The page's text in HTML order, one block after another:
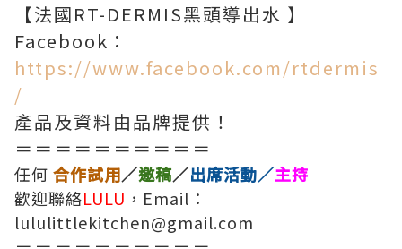
【法國RT-DERMIS黑頭導出水 】
Facebook：
https://www.facebook.com/rtdermis
/
產品及資料由品牌提供！
＝＝＝＝＝＝＝＝＝＝
任何 合作試用／邀稿／出席活動／主持
歡迎聯絡LULU ，Email：
lululittlekitchen@gmail.com